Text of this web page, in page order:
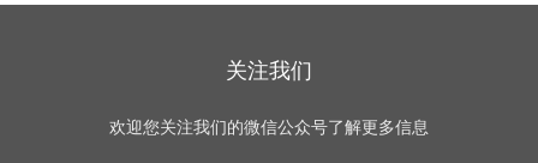
关注我们
欢迎您关注我们的微信公众号了解更多信息